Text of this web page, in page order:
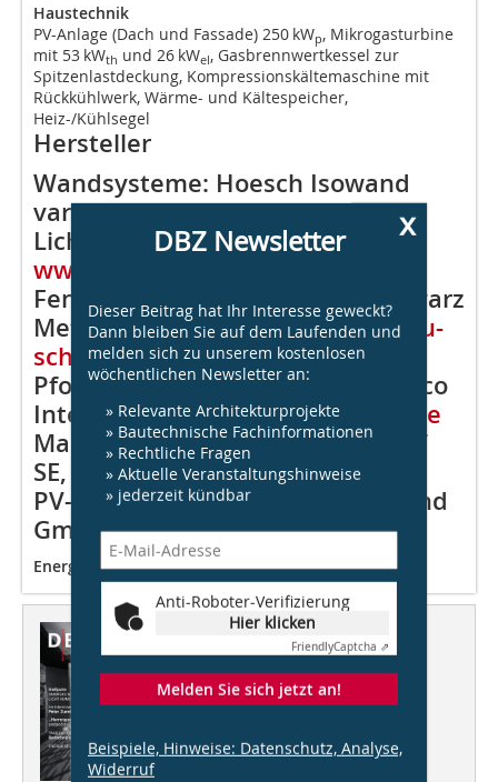
Haustechnik
PV-Anlage (Dach und Fassade) 250 kWp, Mikrogasturbine
mit 53 kWth und 26 kWel, Gasbrennwertkessel zur
Spitzenlastdeckung, Kompressionskältemaschine mit
Rückkühlwerk, Wärme- und Kältespeicher,
Heiz-/Kühlsegel
Hersteller
Wandsysteme: Hoesch Isowand
vario,www.hoesch-bau.com
Lichtkuppeln: ESSMANN GmbH,
www.essmann.de
Fenster System Integral EG: Schwarz
Metallbau GmbH,www.metallbau-
schwarz.de
Pfosten-Riegel-Fassade OG: Schüco
International KG,www.schueco.de
Markisoletten: Warema Renkhoff
SE,
www.warema.de
PV-Module: Solarnova Deutschland
GmbH,www.solarnova.de
Energiebedarf
Dieser Artikel erschien in
DBZ 03/2018
Heftpate
x
DBZ Newsletter
Dieser Beitrag hat Ihr Interesse geweckt?
Dann bleiben Sie auf dem Laufenden und
melden sich zu unserem kostenlosen
wöchentlichen Newsletter an:
» Relevante Architekturprojekte
» Bautechnische Fachinformationen
» Rechtliche Fragen
» Aktuelle Veranstaltungshinweise
» jederzeit kündbar
Anti-Roboter-Verifizierung
Hier klicken
FriendlyCaptcha ⇗
Melden Sie sich jetzt an!
Beispiele, Hinweise: Datenschutz, Analyse,
Widerruf